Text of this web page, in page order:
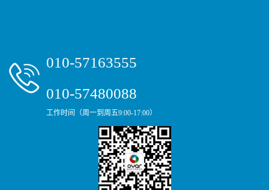
010-57163555
010-57480088
工作时间（周一到周五9:00-17:00）